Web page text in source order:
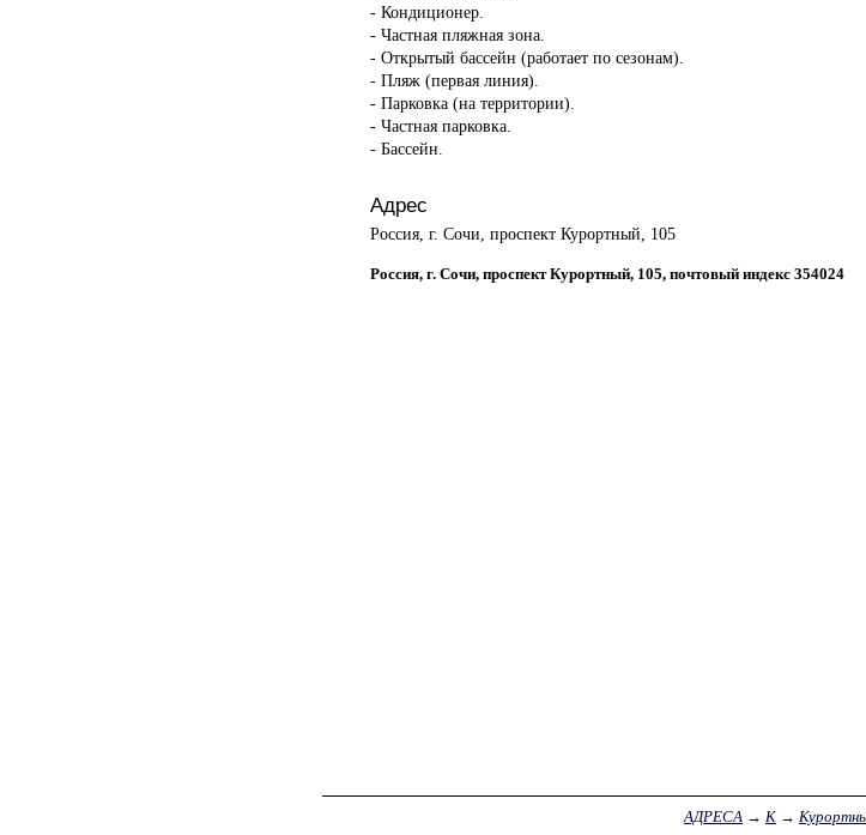
- Кондиционер.
- Частная пляжная зона.
- Открытый бассейн (работает по сезонам).
- Пляж (первая линия).
- Парковка (на территории).
- Частная парковка.
- Бассейн.
Адрес
Россия, г. Сочи, проспект Курортный, 105
Россия, г. Сочи, проспект Курортный, 105, почтовый индекс 354024
АДРЕСА → К→